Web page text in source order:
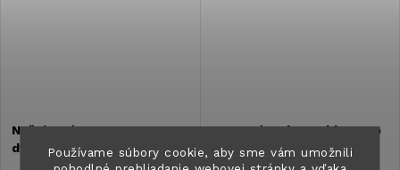
Používame súbory cookie, aby sme vám umožnili
Nožnicová zostava RH s
dvojitým krokom
Opravná sada Double Step